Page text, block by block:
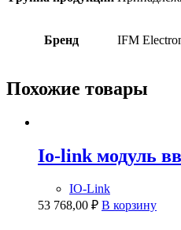
Бренд IFM
Похожие товары
Io-link модуль
IO-Link
53 768,00 ₽ В корзину